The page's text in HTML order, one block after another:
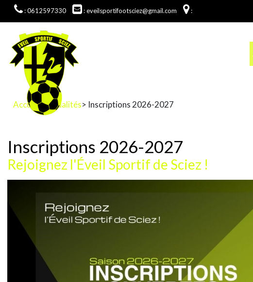
: 0612597330 : eveilsportifootsciez@gmail.com :
Accueil>Actualités> Inscriptions 2026-2027
Inscriptions 2026-2027
Rejoignez l'Éveil Sportif de Sciez !